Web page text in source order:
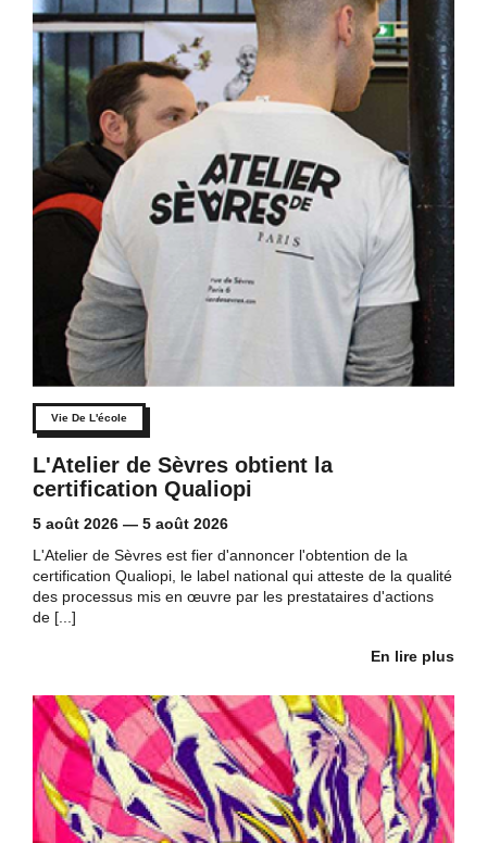
Vie De L'école
L'Atelier de Sèvres obtient la
certification Qualiopi
5 août 2026 — 5 août 2026
L'Atelier de Sèvres est fier d'annoncer l'obtention de la
certification Qualiopi, le label national qui atteste de la qualité
des processus mis en œuvre par les prestataires d'actions
de [...]
En lire plus